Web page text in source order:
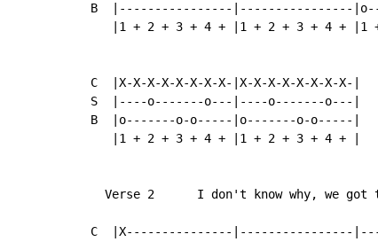
B  |----------------|----------------
|1 + 2 + 3 + 4 + |1 + 2 + 3 + 4 + |1
C  |X-X-X-X-X-X-X-X-|X-X-X-X-X-X-X-X-|
S  |----o-------o---|----o-------o---|
B  |o-------o-o-----|o-------o-o-----|
   |1 + 2 + 3 + 4 + |1 + 2 + 3 + 4 + |
Verse 2      I don't know why, we got
C  |X---------------|----------------